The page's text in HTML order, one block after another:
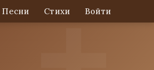
Песни Стихи Войти